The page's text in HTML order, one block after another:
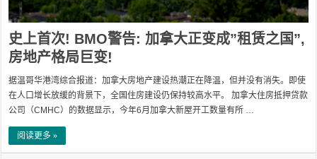
史上首次! BMO警告: 加拿大正变成”租赁之国”,
房地产格局巨变!
据温哥华港湾综合报道：加拿大房地产建设热潮正在降温，但并没有消失。即使
在人口增长放缓的背景下，全国住房建设仍保持较高水平。 加拿大住房抵押贷款
公司（CMHC）的数据显示，今年6月加拿大新屋开工数量有所 …
阅读更多 »